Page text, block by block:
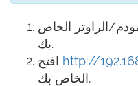
الراوتر الخاص
بك.
http://
الخاص بك.